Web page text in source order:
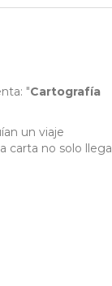
"Cartografía
un viaje
carta no solo llega